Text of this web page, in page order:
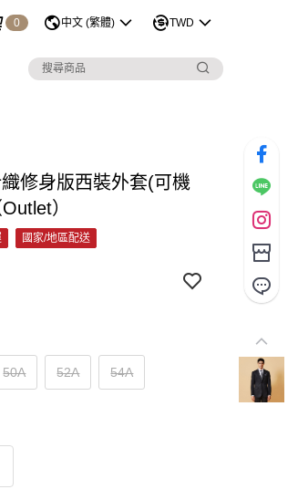
0 中文 (繁體) TWD
修身版西裝外套(可機
）
國家/地區配送
50A 52A 54A